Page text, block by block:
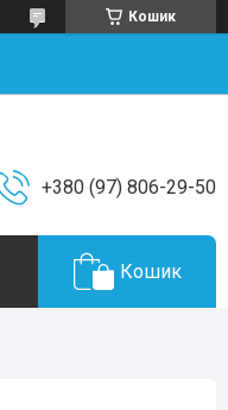
Кошик
+380 (97) 806-29-50
Кошик